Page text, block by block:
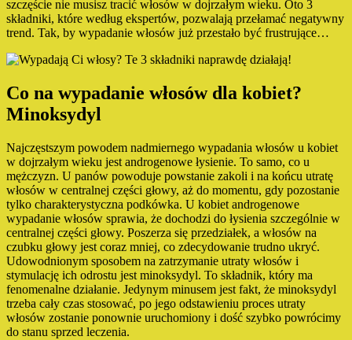
szczęście nie musisz tracić włosów w dojrzałym wieku. Oto 3
składniki, które według ekspertów, pozwalają przełamać negatywny
trend. Tak, by wypadanie włosów już przestało być frustrujące…
Co na wypadanie włosów dla kobiet?
Minoksydyl
Najczęstszym powodem nadmiernego wypadania włosów u kobiet
w dojrzałym wieku jest androgenowe łysienie. To samo, co u
mężczyzn. U panów powoduje powstanie zakoli i na końcu utratę
włosów w centralnej części głowy, aż do momentu, gdy pozostanie
tylko charakterystyczna podkówka. U kobiet androgenowe
wypadanie włosów sprawia, że dochodzi do łysienia szczególnie w
centralnej części głowy. Poszerza się przedziałek, a włosów na
czubku głowy jest coraz mniej, co zdecydowanie trudno ukryć.
Udowodnionym sposobem na zatrzymanie utraty włosów i
stymulację ich odrostu jest minoksydyl. To składnik, który ma
fenomenalne działanie. Jedynym minusem jest fakt, że minoksydyl
trzeba cały czas stosować, po jego odstawieniu proces utraty
włosów zostanie ponownie uruchomiony i dość szybko powrócimy
do stanu sprzed leczenia.